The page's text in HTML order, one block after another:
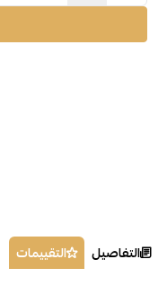
التفاصيل التقييمات